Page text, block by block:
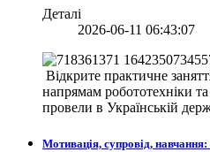
Деталі
2026-06-11 06:43:07
Відкрите практичне
напрямам робототехніки
провели в Українській
Мотивація, супровід,